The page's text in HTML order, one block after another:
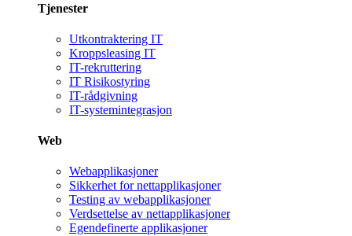
Tjenester
Utkontraktering IT
Kroppsleasing IT
IT-rekruttering
IT Risikostyring
IT-rådgivning
IT-systemintegrasjon
Web
Webapplikasjoner
Sikkerhet for nettapplikasjoner
Testing av webapplikasjoner
Verdsettelse av nettapplikasjoner
Egendefinerte applikasjoner